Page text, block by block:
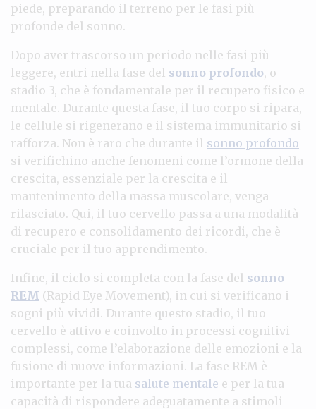
piede, preparando il terreno per le fasi più
profonde del sonno.
Dopo aver trascorso un periodo nelle fasi più
leggere, entri nella fase del sonno profondo, o
stadio 3, che è fondamentale per il recupero fisico e
mentale. Durante questa fase, il tuo corpo si ripara,
le cellule si rigenerano e il sistema immunitario si
rafforza. Non è raro che durante il sonno profondo
si verifichino anche fenomeni come l’ormone della
crescita, essenziale per la crescita e il
mantenimento della massa muscolare, venga
rilasciato. Qui, il tuo cervello passa a una modalità
di recupero e consolidamento dei ricordi, che è
cruciale per il tuo apprendimento.
Infine, il ciclo si completa con la fase del sonno
REM (Rapid Eye Movement), in cui si verificano i
sogni più vividi. Durante questo stadio, il tuo
cervello è attivo e coinvolto in processi cognitivi
complessi, come l’elaborazione delle emozioni e la
fusione di nuove informazioni. La fase REM è
importante per la tua salute mentale e per la tua
capacità di rispondere adeguatamente a stimoli